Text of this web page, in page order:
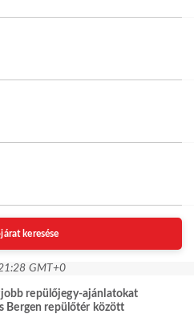
keresése
GMT+0
repülőjegy-ajánlatokat
Bergen repülőtér között